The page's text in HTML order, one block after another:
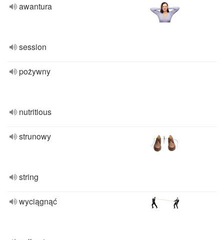
awantura
session
pożywny
nutritious
strunowy
string
wyciągnąć